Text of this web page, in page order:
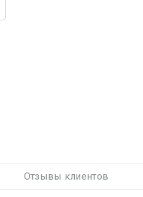
Отзывы клиентов